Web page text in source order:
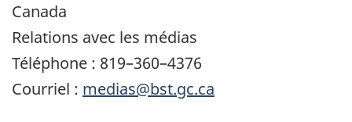
Canada
Relations avec les médias
Téléphone : 819–360–4376
Courriel : medias@bst.gc.ca